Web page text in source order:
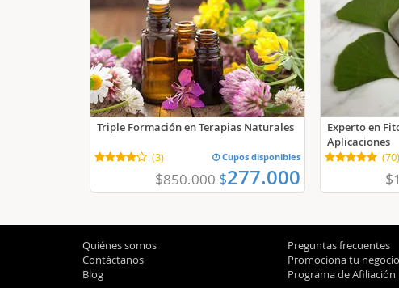
Triple Formación en Terapias Naturales
(3) Cupos disponibles
$850.000 $277.000
Experto en
Aplicaciones
(70)
$
Quiénes somos
Contáctanos
Blog
Preguntas frecuentes
Promociona tu negocio
Programa de Afiliación